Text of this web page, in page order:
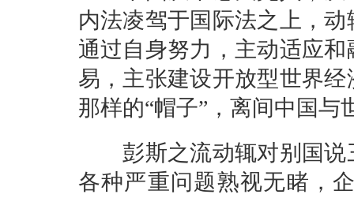
内法凌驾于国际法之上，
通过自身努力，主动适应
易，主张建设开放型世界
那样的“帽子”，离间中国
彭斯之流动辄对别国说
各种严重问题熟视无睹，